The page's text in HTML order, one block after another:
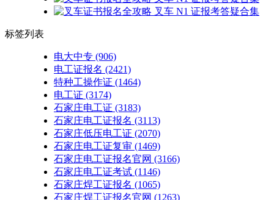
标签列表
电大中专 (906)
电工证报名 (2421)
特种工操作证 (1464)
电工证 (3174)
石家庄电工证 (3183)
石家庄电工证报名 (3113)
石家庄低压电工证 (2070)
石家庄电工证复审 (1469)
石家庄电工证报名官网 (3166)
石家庄电工证考试 (1146)
石家庄焊工证报名 (1065)
石家庄焊工证报名官网 (1263)